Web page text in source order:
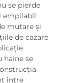
se pierde
empilabil
mutare și
de cazare
haine se
între